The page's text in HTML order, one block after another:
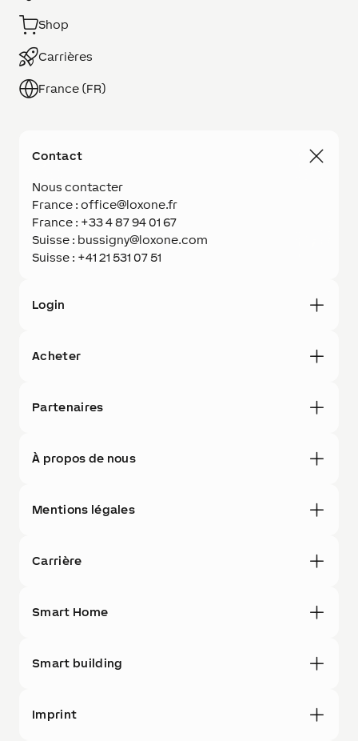
Shop
Carrières
France (FR)
Contact
Nous contacter
France : office@loxone.fr
France : +33 4 87 94 01 67
Suisse : bussigny@loxone.com
Suisse : +41 21 531 07 51
Login
Acheter
Partenaires
À propos de nous
Mentions légales
Carrière
Smart Home
Smart building
Imprint